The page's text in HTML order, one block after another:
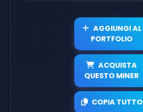
AGGIUNGI AL
PORTFOLIO
ACQUISTA
QUESTO MINER
COPIA TUTTO